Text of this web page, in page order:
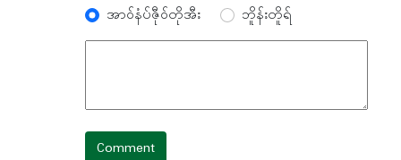
အာ၀်နံပ်ဇီု၀်တိုအီး ဘိူန်းတိူရ်
Comment